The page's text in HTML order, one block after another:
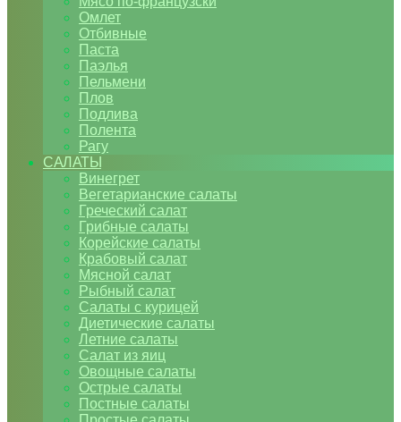
Омлет
Отбивные
Паста
Паэлья
Пельмени
Плов
Подлива
Полента
Рагу
САЛАТЫ
Винегрет
Вегетарианские салаты
Греческий салат
Грибные салаты
Корейские салаты
Крабовый салат
Мясной салат
Рыбный салат
Салаты с курицей
Диетические салаты
Летние салаты
Салат из яиц
Овощные салаты
Острые салаты
Постные салаты